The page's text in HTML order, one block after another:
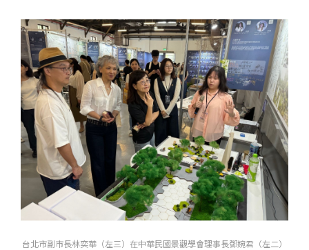
台北市副市長林奕華（左三）在中華民國景觀學會理事長鄧婉君（左二）